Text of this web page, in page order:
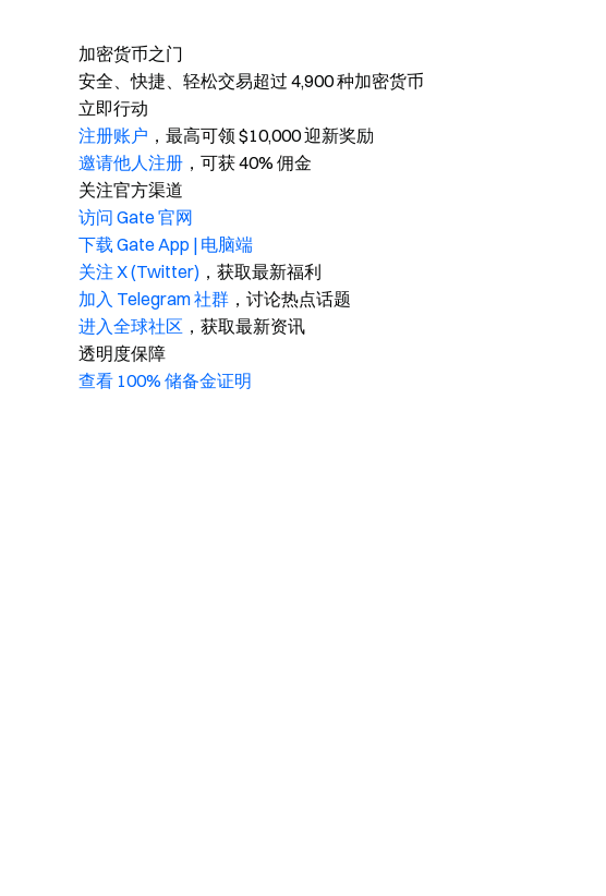
加密货币之门
安全、快捷、轻松交易超过 4,900 种加密货币
立即行动
注册账户 ，最高可领 $10,000 迎新奖励
邀请他人注册 ，可获 40% 佣金
关注官方渠道
访问 Gate 官网
下载 Gate App | 电脑端
关注 X (Twitter) ，获取最新福利
加入 Telegram 社群 ，讨论热点话题
进入全球社区 ，获取最新资讯
透明度保障
查看 100% 储备金证明